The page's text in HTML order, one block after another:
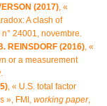
(2017), «
A clash of
n° 24001, novembre.
REINSDORF (2016), «
or a measurement
.
, « U.S. total factor
», FMI, working paper,